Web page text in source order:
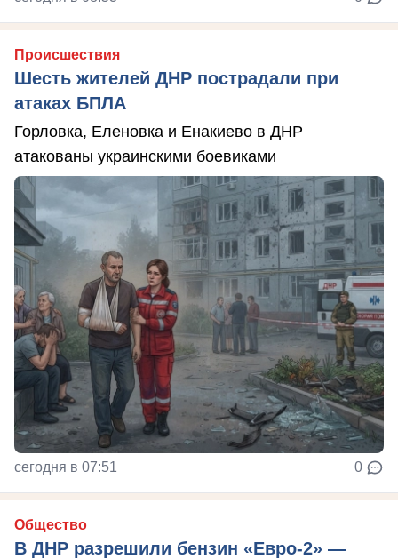
Происшествия
Шесть жителей ДНР пострадали при
атаках БПЛА
Горловка, Еленовка и Енакиево в ДНР
атакованы украинскими боевиками
сегодня в 07:51 0
Общество
В ДНР разрешили бензин «Евро-2» —